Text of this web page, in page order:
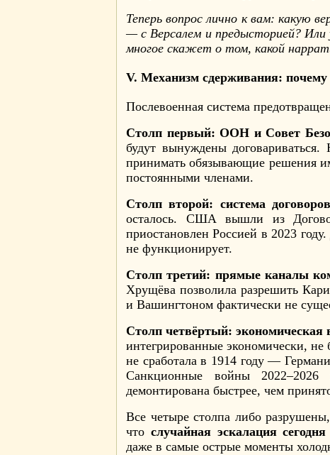
Теперь вопрос лично к вам: какую
— с Версалем и предысторией?
многое скажет о том, какой
V. Механизм сдерживания: почему
Послевоенная система
Столп первый: ООН и Совет
будут вынуждены
принимать обязывающие решения
постоянными членами.
Столп второй: система
осталось. США вышли из
приостановлен Россией в 2023
не функционирует.
Столп третий: прямые каналы
Хрущёва позволила разрешить
и Вашингтоном фактически не
Столп четвёртый:
интегрированные экономически, не
не сработала в 1914 году —
Санкционные войны 2022–2026
демонтирована быстрее, чем
Все четыре столпа либо
что случайная эскалация
даже в самые острые моменты